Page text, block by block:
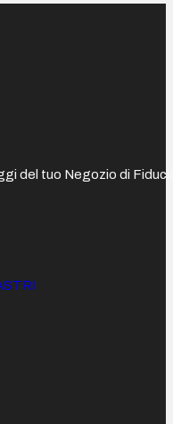
del tuo Negozio di